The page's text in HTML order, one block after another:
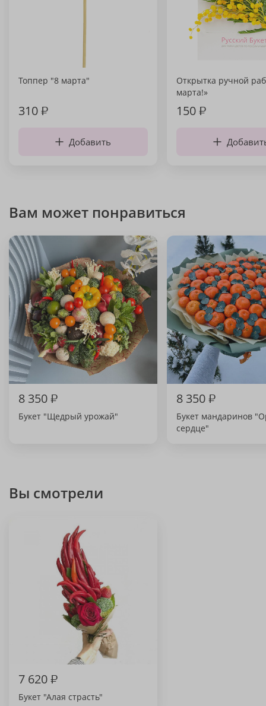
Топпер "8 марта"
310₽
Добавить
Открытка ручной
марта!»
150₽
Вам может понравиться
8 350₽
Букет "Щедрый урожай"
8 350₽
Букет мандаринов
сердце"
Вы смотрели
7 620₽
Букет "Алая страсть"